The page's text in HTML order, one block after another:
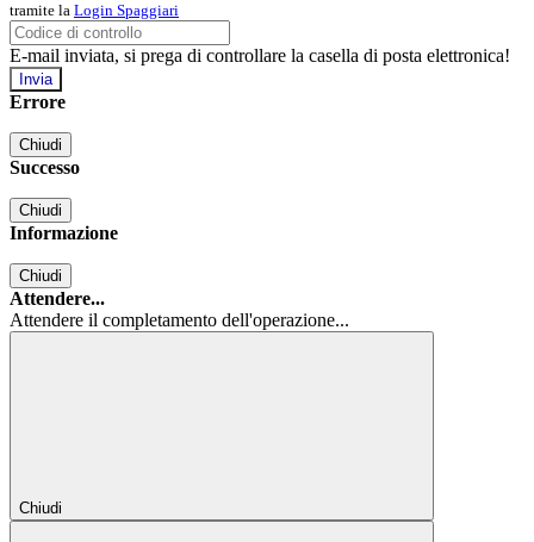
tramite la Login Spaggiari
E-mail inviata, si prega di controllare la casella di posta elettronica!
Errore
Chiudi
Successo
Chiudi
Informazione
Chiudi
Attendere...
Attendere il completamento dell'operazione...
Chiudi